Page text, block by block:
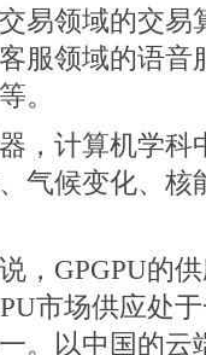
易领域的交易
服领域的语音
。
，计算机学科
气候变化、核
， GPGPU的
市场供应处
。以中国的云